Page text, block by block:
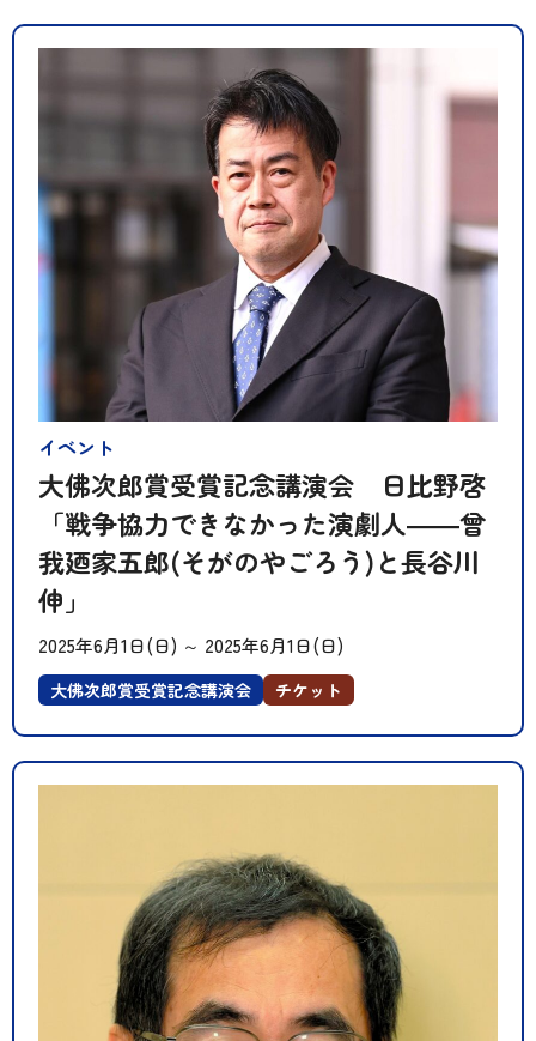
大佛次郎賞受賞記念講演会 日比野啓
「戦争協力できなかった演劇人――曾
我廼家五郎(そがのやごろう)と長谷川
伸」
イベント
2025年6月1日(日) ～ 2025年6月1日(日)
大佛次郎賞受賞記念講演会 チケット